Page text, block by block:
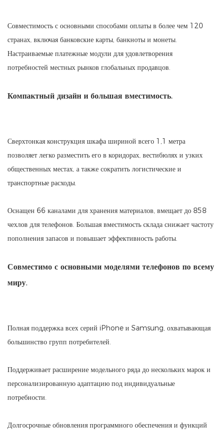
Совместимость с основными способами оплаты в более чем 120
странах, включая банковские карты, банкноты и монеты.
Настраиваемые платежные модули для удовлетворения
потребностей местных рынков глобальных продавцов.
Компактный дизайн и большая вместимость.
Сверхтонкая конструкция шкафа шириной всего 1,1 метра
позволяет легко разместить его в коридорах, вестибюлях и узких
общественных местах, а также сократить логистические и
транспортные расходы.
Оснащен 66 каналами для хранения материалов, вмещает до 858
чехлов для телефонов. Большая вместимость склада снижает частоту
пополнения запасов и повышает эффективность работы.
Совместимо с основными моделями телефонов по всему
миру.
Полная поддержка всех серий iPhone и Samsung, охватывающая
большинство групп потребителей.
Поддерживает расширение модельного ряда до нескольких марок и
персонализированную адаптацию под индивидуальные
потребности.
Долгосрочные обновления программного обеспечения и функций